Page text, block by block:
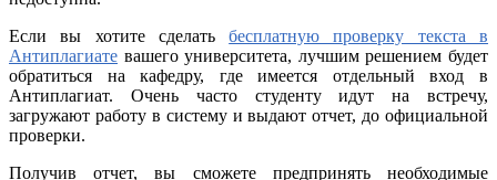
Если вы хотите сделатьбесплатную проверку текста в
Антиплагиате вашего университета, лучшим решением будет
обратиться на кафедру, где имеется отдельный вход в
Антиплагиат. Очень часто студенту идут на встречу,
загружают работу в систему и выдают отчет, до официальной
проверки.
Получив отчет, вы сможете предпринять необходимые